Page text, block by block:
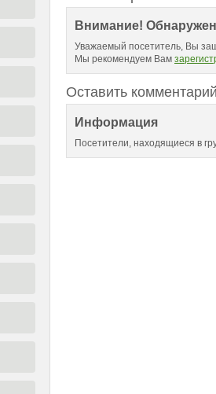
Внимание!
Уважаемый посетитель, Вы
Мы рекомендуем Вам
Оставить
Информация
Посетители, находящиеся в